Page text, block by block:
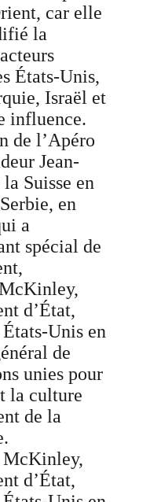
car elle
la
États-Unis,
Israël et
influence.
de l’Apéro
Jean-
Suisse en
en
a
spécial de
d’État,
États-Unis en
de
unies pour
la culture
de la
McKinley,
d’État,